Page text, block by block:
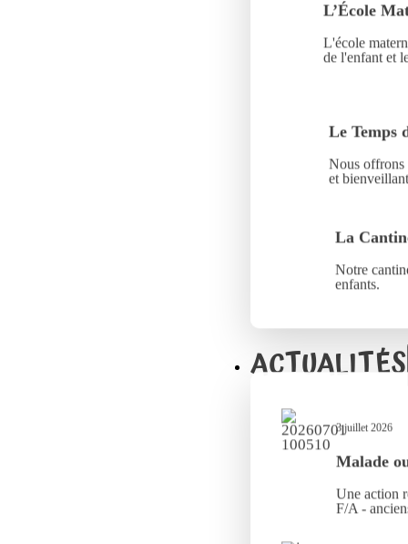
L’École
L'école
de l'enfant et
Le Temps
Nous offrons
et
La
Notre
enfants.
ACTUALITÉS
3 juillet 2026
Malade
Une action
F/A -